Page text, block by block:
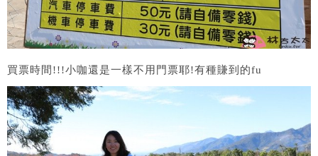
買票時間!!!小咖還是一樣不用門票耶!有種賺到的fu